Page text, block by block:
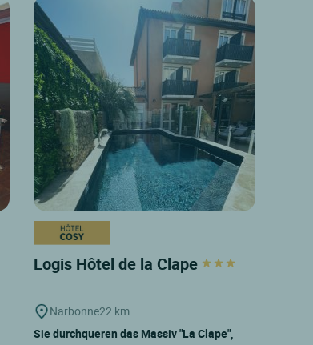
Logis Hôtel de la Clape
Narbonne22 km
Sie durchqueren das Massiv "La Clape",